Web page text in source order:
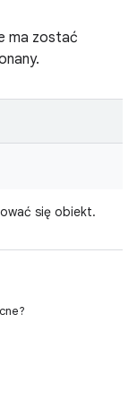
ma zostać
się obiekt.